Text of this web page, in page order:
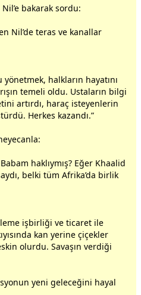
bakarak sordu:
Nil’de teras ve kanallar
halkların hayatını
temeli oldu. Ustaların bilgi
artırdı, haraç isteyenlerin
Herkes kazandı.”
haklıymış? Eğer Khaalid
belki tüm Afrika’da birlik
işbirliği ve ticaret ile
kan yerine çiçekler
olurdu. Savaşın verdiği
yeni geleceğini hayal